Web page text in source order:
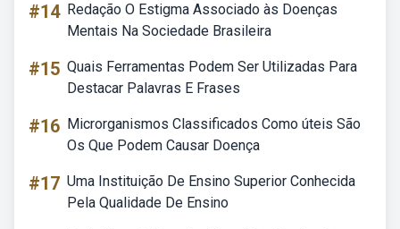
#14 Redação O Estigma Associado às Doenças
Mentais Na Sociedade Brasileira
#15 Quais Ferramentas Podem Ser Utilizadas Para
Destacar Palavras E Frases
#16 Microrganismos Classificados Como úteis São
Os Que Podem Causar Doença
#17 Uma Instituição De Ensino Superior Conhecida
Pela Qualidade De Ensino